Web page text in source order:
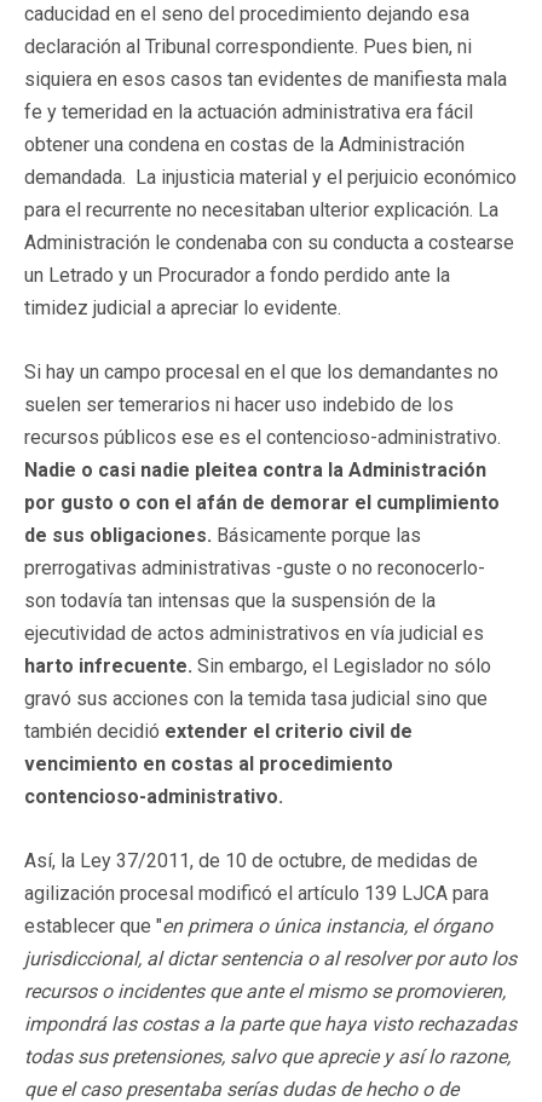
caducidad en el seno del procedimiento dejando esa
declaración al Tribunal correspondiente. Pues bien, ni
siquiera en esos casos tan evidentes de manifiesta mala
fe y temeridad en la actuación administrativa era fácil
obtener una condena en costas de la Administración
demandada. La injusticia material y el perjuicio económico
para el recurrente no necesitaban ulterior explicación. La
Administración le condenaba con su conducta a costearse
un Letrado y un Procurador a fondo perdido ante la
timidez judicial a apreciar lo evidente.
Si hay un campo procesal en el que los demandantes no
suelen ser temerarios ni hacer uso indebido de los
recursos públicos ese es el contencioso-administrativo.
Nadie o casi nadie pleitea contra la Administración
por gusto o con el afán de demorar el cumplimiento
de sus obligaciones. Básicamente porque las
prerrogativas administrativas -guste o no reconocerlo-
son todavía tan intensas que la suspensión de la
ejecutividad de actos administrativos en vía judicial es
harto infrecuente. Sin embargo, el Legislador no sólo
gravó sus acciones con la temida tasa judicial sino que
también decidió extender el criterio civil de
vencimiento en costas al procedimiento
contencioso-administrativo.
Así, la Ley 37/2011, de 10 de octubre, de medidas de
agilización procesal modificó el artículo 139 LJCA para
establecer que "en primera o única instancia, el órgano
jurisdiccional, al dictar sentencia o al resolver por auto los
recursos o incidentes que ante el mismo se promovieren,
impondrá las costas a la parte que haya visto rechazadas
todas sus pretensiones, salvo que aprecie y así lo razone,
que el caso presentaba serías dudas de hecho o de